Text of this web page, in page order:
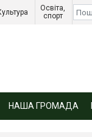
Освіта,
спорт
Діти
НАША ГРОМАДА